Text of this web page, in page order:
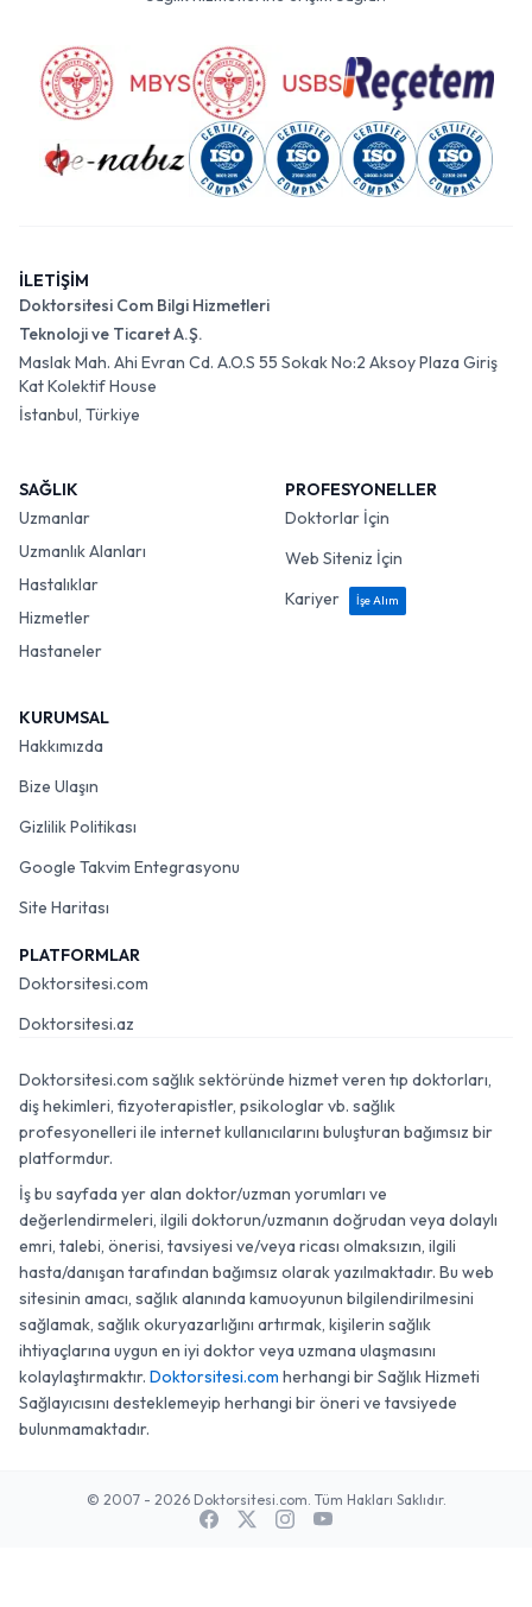
İLETİŞİM
Doktorsitesi Com Bilgi Hizmetleri
Teknoloji ve Ticaret A.Ş.
Maslak Mah. Ahi Evran Cd. A.O.S 55 Sokak No:2 Aksoy Plaza Giriş
Kat Kolektif House
İstanbul, Türkiye
SAĞLIK
Uzmanlar
Uzmanlık Alanları
Hastalıklar
Hizmetler
Hastaneler
PROFESYONELLER
Doktorlar İçin
Web Siteniz İçin
Kariyer
İşe Alım
KURUMSAL
Hakkımızda
Bize Ulaşın
Gizlilik Politikası
Google Takvim Entegrasyonu
Site Haritası
PLATFORMLAR
Doktorsitesi.com
Doktorsitesi.az
Doktorsitesi.com sağlık sektöründe hizmet veren tıp doktorları,
diş hekimleri, fizyoterapistler, psikologlar vb. sağlık
profesyonelleri ile internet kullanıcılarını buluşturan bağımsız bir
platformdur.
İş bu sayfada yer alan doktor/uzman yorumları ve
değerlendirmeleri, ilgili doktorun/uzmanın doğrudan veya dolaylı
emri, talebi, önerisi, tavsiyesi ve/veya ricası olmaksızın, ilgili
hasta/danışan tarafından bağımsız olarak yazılmaktadır. Bu web
sitesinin amacı, sağlık alanında kamuoyunun bilgilendirilmesini
sağlamak, sağlık okuryazarlığını artırmak, kişilerin sağlık
ihtiyaçlarına uygun en iyi doktor veya uzmana ulaşmasını
kolaylaştırmaktır. Doktorsitesi.com herhangi bir Sağlık Hizmeti
Sağlayıcısını desteklemeyip herhangi bir öneri ve tavsiyede
bulunmamaktadır.
© 2007 - 2026 Doktorsitesi.com. Tüm Hakları Saklıdır.